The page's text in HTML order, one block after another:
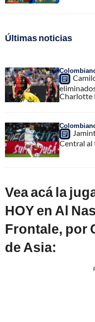
Últimas noticias
Charlotte
Central al
Vea acá la
HOY en Al
Frontale, por
de Asia: